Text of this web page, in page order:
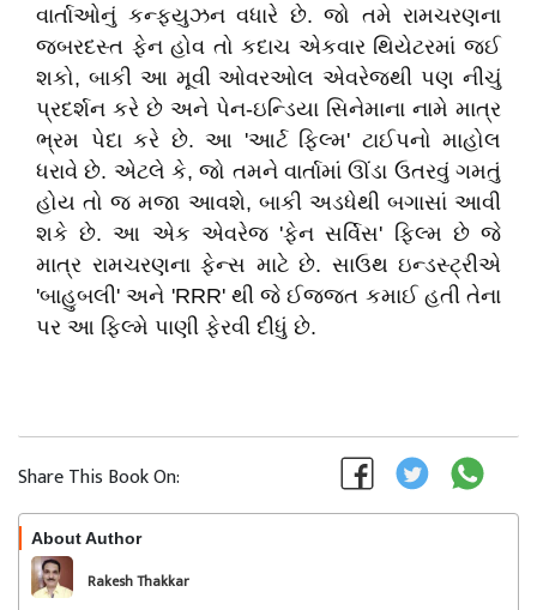
વાર્તાઓનું કન્ફ્યુઝન વધારે છે. જો તમે રામચરણના
જબરદસ્ત ફેન હોવ તો કદાચ એકવાર થિયેટરમાં જઈ
શકો, બાકી આ મૂવી ઓવરઓલ એવરેજથી પણ નીચું
પ્રદર્શન કરે છે અને પેન-ઇન્ડિયા સિનેમાના નામે માત્ર
ભ્રમ પેદા કરે છે. આ 'આર્ટ ફિલ્મ' ટાઈપનો માહોલ
ધરાવે છે. એટલે કે, જો તમને વાર્તામાં ઊંડા ઉતરવું ગમતું
હોય તો જ મજા આવશે, બાકી અડધેથી બગાસાં આવી
શકે છે. આ એક એવરેજ 'ફેન સર્વિસ' ફિલ્મ છે જે
માત્ર રામચરણના ફેન્સ માટે છે. સાઉથ ઇન્ડસ્ટ્રીએ
'બાહુબલી' અને 'RRR' થી જે ઈજ્જત કમાઈ હતી તેના
પર આ ફિલ્મે પાણી ફેરવી દીધું છે.
Share This Book On:
About Author
Rakesh Thakkar